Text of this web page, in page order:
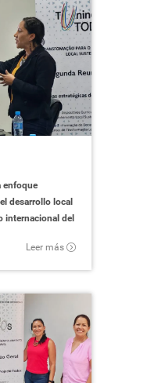
enfoque
desarrollo local
internacional del
Leer más